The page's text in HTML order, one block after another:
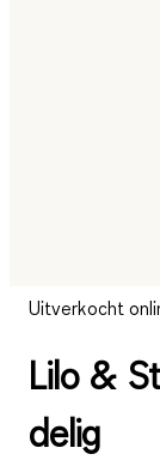
Uitverkocht
Lilo &
delig